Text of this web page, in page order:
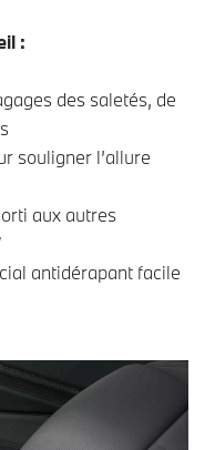
:
des saletés, de
souligner l’allure
aux autres
antidérapant facile